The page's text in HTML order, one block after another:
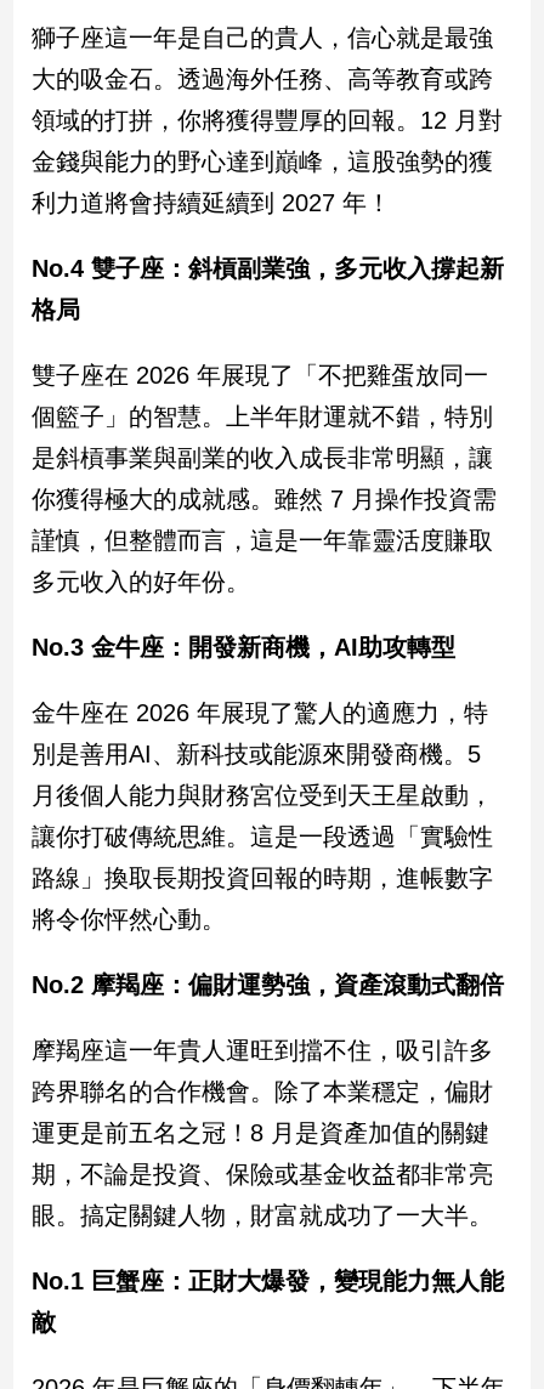
點
兩
岸/
國
際
社
方
新
病
毒
專
區
南
台
灣
點
南
台
灣
觀
娛
樂
娛
星
聞
流
行/
尚
追
生
獅子座這一年是自己的貴人，信心就是最強
大的吸金石。透過海外任務、高等教育或跨
領域的打拼，你將獲得豐厚的回報。12 月對
金錢與能力的野心達到巔峰，這股強勢的獲
利力道將會持續延續到 2027 年！
No.4 雙子座：斜槓副業強，多元收入撐起新
格局
雙子座在 2026 年展現了「不把雞蛋放同一
個籃子」的智慧。上半年財運就不錯，特別
是斜槓事業與副業的收入成長非常明顯，讓
你獲得極大的成就感。雖然 7 月操作投資需
謹慎，但整體而言，這是一年靠靈活度賺取
多元收入的好年份。
No.3 金牛座：開發新商機，AI助攻轉型
金牛座在 2026 年展現了驚人的適應力，特
別是善用AI、新科技或能源來開發商機。5
月後個人能力與財務宮位受到天王星啟動，
讓你打破傳統思維。這是一段透過「實驗性
路線」換取長期投資回報的時期，進帳數字
將令你怦然心動。
No.2 摩羯座：偏財運勢強，資產滾動式翻倍
摩羯座這一年貴人運旺到擋不住，吸引許多
跨界聯名的合作機會。除了本業穩定，偏財
運更是前五名之冠！8 月是資產加值的關鍵
期，不論是投資、保險或基金收益都非常亮
眼。搞定關鍵人物，財富就成功了一大半。
No.1 巨蟹座：正財大爆發，變現能力無人能
敵